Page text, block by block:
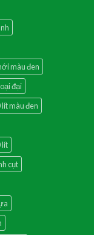
màu đen
đại
màu đen
lít
cụt